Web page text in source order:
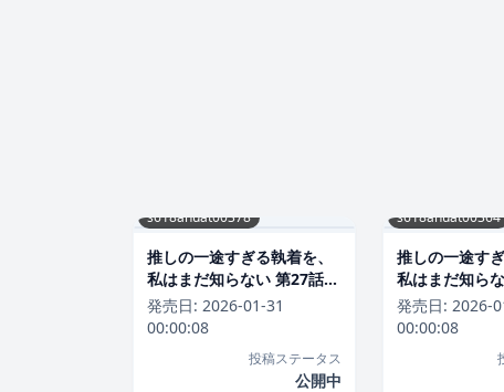
s618ahuat00378
推しの一途すぎる執着を、
私はまだ知らない 第27話
ラブコメ
発売日: 2026-01-31
00:00:08
投稿ステータス
公開中
s618ahuat00364
推しの一途すぎ
私はまだ知ら
ラブコメ
発売日: 2026-
00:00:08